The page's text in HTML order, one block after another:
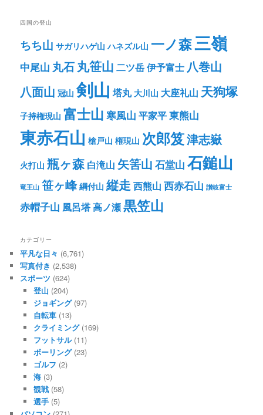
四国の登山
ちち山 サガリハゲ山 ハネズル山 一ノ森三嶺
中尾山 丸石丸笹山 二ツ岳伊予富士 八巻山
八面山 冠山 剣山 塔丸 大川山 大座礼山 天狗塚
子持権現山 富士山 寒風山 平家平東熊山
東赤石山 槍戸山 権現山 次郎笈津志嶽
火打山 瓶ヶ森 白滝山 矢筈山 石堂山 石鎚山
竜王山 笹ヶ峰 綱付山 縦走西熊山 西赤石山 讃岐富士
赤帽子山 風呂塔高ノ瀬黒笠山
カテゴリー
平凡な日々 (6,761)
写真付き (2,538)
スポーツ (624)
登山 (204)
ジョギング(97)
自転車(13)
クライミング(169)
フットサル(11)
ボーリング(23)
ゴルフ (2)
海(3)
観戦(58)
選手(5)